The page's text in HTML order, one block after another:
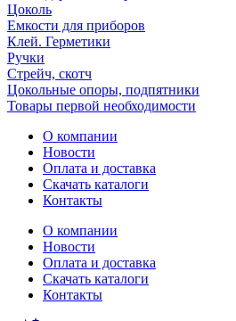
Цоколь
Емкости для приборов
Клей. Герметики
Ручки
Стрейч, скотч
Цокольные опоры, подпятники
Товары первой необходимости
О компании
Новости
Оплата и доставка
Скачать каталоги
Контакты
О компании
Новости
Оплата и доставка
Скачать каталоги
Контакты